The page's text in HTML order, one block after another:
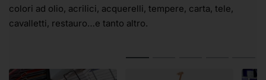
colori ad olio, acrilici, acquerelli, tempere, carta, tele,
cavalletti, restauro…e tanto altro.